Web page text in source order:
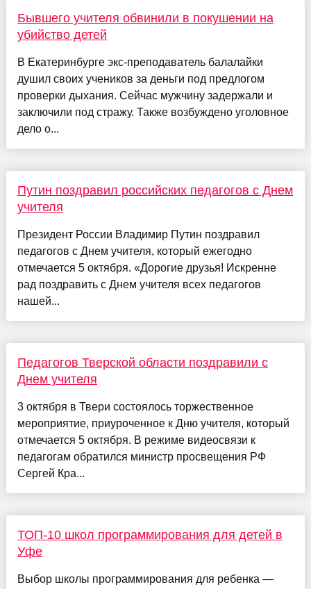
Бывшего учителя обвинили в покушении на
убийство детей
В Екатеринбурге экс-преподаватель балалайки
душил своих учеников за деньги под предлогом
проверки дыхания. Сейчас мужчину задержали и
заключили под стражу. Также возбуждено уголовное
дело о...
Путин поздравил российских педагогов с Днем
учителя
Президент России Владимир Путин поздравил
педагогов с Днем учителя, который ежегодно
отмечается 5 октября. «Дорогие друзья! Искренне
рад поздравить с Днем учителя всех педагогов
нашей...
Педагогов Тверской области поздравили с
Днем учителя
3 октября в Твери состоялось торжественное
мероприятие, приуроченное к Дню учителя, который
отмечается 5 октября. В режиме видеосвязи к
педагогам обратился министр просвещения РФ
Сергей Кра...
ТОП-10 школ программирования для детей в
Уфе
Выбор школы программирования для ребенка —